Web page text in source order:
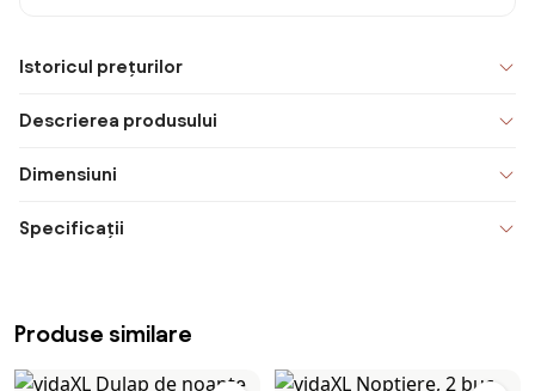
Istoricul prețurilor
Descrierea produsului
Dimensiuni
Specificații
Produse similare